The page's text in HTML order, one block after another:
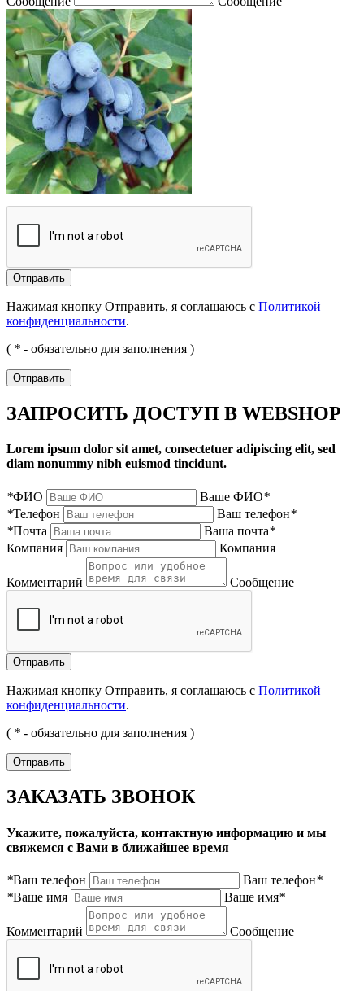
Отправить
Нажимая кнопку Отправить, я соглашаюсь с Политикой
конфиденциальности.
( * - обязательно для заполнения )
Отправить
ЗАПРОСИТЬ ДОСТУП В WEBSHOP
Lorem ipsum dolor sit amet, consectetuer adipiscing elit, sed
diam nonummy nibh euismod tincidunt.
*ФИО Ваше ФИО*
*Телефон Ваш телефон*
*Почта Ваша почта*
Компания
Компания
Комментарий Сообщение
Нажимая кнопку Отправить, я соглашаюсь с Политикой
конфиденциальности.
( * - обязательно для заполнения )
ЗАКАЗАТЬ ЗВОНОК
Укажите, пожалуйста, контактную информацию и мы
свяжемся с Вами в ближайшее время
*Ваш телефон Ваш телефон*
*Ваше имя Ваше имя*
Комментарий Сообщение